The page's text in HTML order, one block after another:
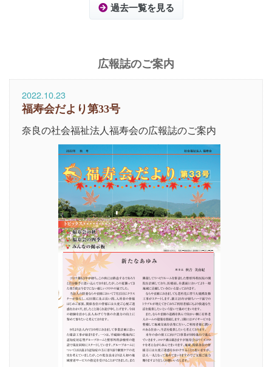
過去一覧を見る
広報誌のご案内
2022.10.23
福寿会だより第33号
奈良の社会福祉法人福寿会の広報誌のご案内